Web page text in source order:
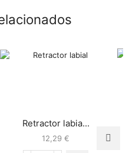
Retractor labia...
12,29 €